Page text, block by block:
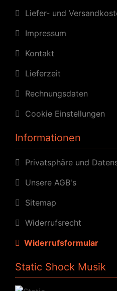
Liefer- und
Impressum
Kontakt
Lieferzeit
Rechnungsdaten
Cookie Einstellungen
Informationen
Privatsphäre und
Unsere AGB's
Sitemap
Widerrufsrecht
Widerrufsformular
Static Shock Musik